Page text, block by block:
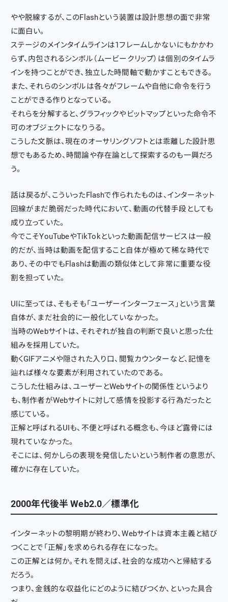
やや脱線するが、このFlashという装置は設計思想の面で非常
に面白い。
ステージのメインタイムラインは1フレームしかないにもかかわ
らず、内包されるシンボル（ムービークリップ）は個別のタイムラ
インを持つことができ、独立した時間軸で動かすこともできる。
また、それらのシンボルは各々がフレームや自他に命令を行う
ことができる作りとなっている。
それらを分解すると、グラフィックやビットマップといった命令不
可のオブジェクトになりうる。
こうした文脈は、現在のオーサリングソフトとは乖離した設計思
想でもあるため、時間論や存在論として探索するのも一興だろ
う。
話は戻るが、こういったFlashで作られたものは、インターネット
回線がまだ脆弱だった時代において、動画の代替手段としても
成り立っていた。
今でこそYouTubeやTikTokといった動画配信サービスは一般
的だが、当時は動画を配信すること自体が極めて稀な時代で
あり、その中でもFlashは動画の類似体として非常に重要な役
割を担っていた。
UIに至っては、そもそも「ユーザーインターフェース」という言葉
自体が、まだ社会的に一般化していなかった。
当時のWebサイトは、それぞれが独自の判断で良いと思った仕
組みを採用していた。
動くGIFアニメや隠された入り口、閲覧カウンターなど、記憶を
辿れば様々な要素が利用されていたのである。
こうした仕組みは、ユーザーとWebサイトの関係性というより
も、制作者がWebサイトに対して感情を投影する行為だったと
感じている。
正解と呼ばれるUIも、不便と呼ばれる概念も、今ほど露骨には
現れていなかった。
そこには、何かしらの表現を発信したいという制作者の意思が、
確かに存在していた。
2000年代後半 Web2.0／標準化
インターネットの黎明期が終わり、Webサイトは資本主義と結び
つくことで「正解」を求められる存在になった。
この正解とは何か。それを問えば、社会的な成功へと帰結する
だろう。
つまり、金銭的な収益化にどのように結びつくか、といった具合